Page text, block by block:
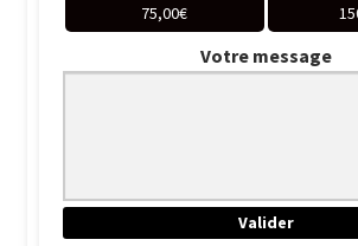
75,00€
Votre message